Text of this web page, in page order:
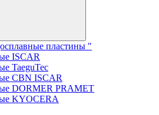
пластины "
ISCAR
TaeguTec
CBN ISCAR
DORMER PRAMET
KYOCERA